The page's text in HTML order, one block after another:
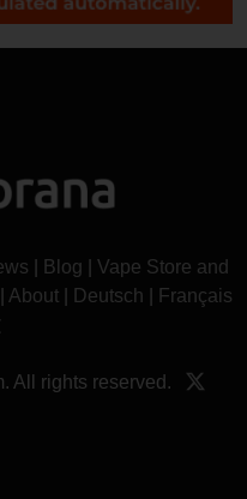
Blog
Vape Store and
About Deutsch
Français
All rights reserved.